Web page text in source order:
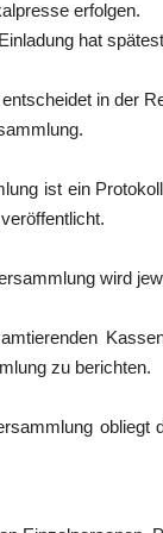
erfolgen.
hat
in der
ist ein
wird
zu berichten.